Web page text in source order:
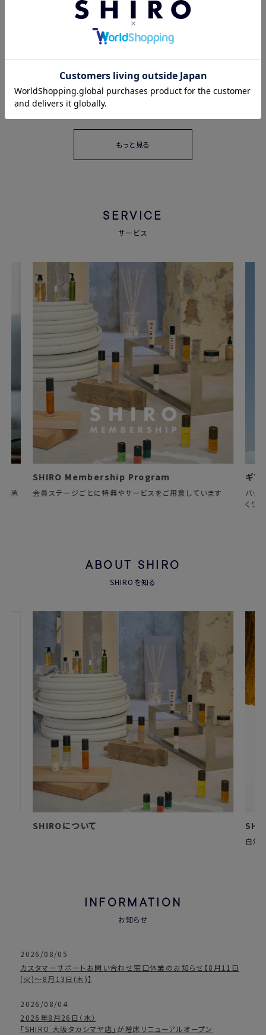
MONTHLY RANKING
2026.07.23
淡路島の自然から生まれたカレン
デュラを使った、新定番クリームと
数量限定オイルインローションが
もっと見る
SERVICE
サービス
を承
SHIRO Membership Program
会員ステージごとに特典やサービスをご用意しています
ギフ
バッ
くり
ABOUT SHIRO
SHIROを知る
SHIROについて
自然
INFORMATION
お知らせ
2026/08/05
カスタマーサポートお問い合わせ窓口休業のお知らせ【8月11日
(火)～8月13日(木)】
2026/08/04
2026年8月26日（水）
「SHIRO 大阪タカシマヤ店」が増床リニューアルオープン